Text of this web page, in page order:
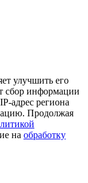
улучшить его
сбор информации
адрес региона
Продолжая
на обработку